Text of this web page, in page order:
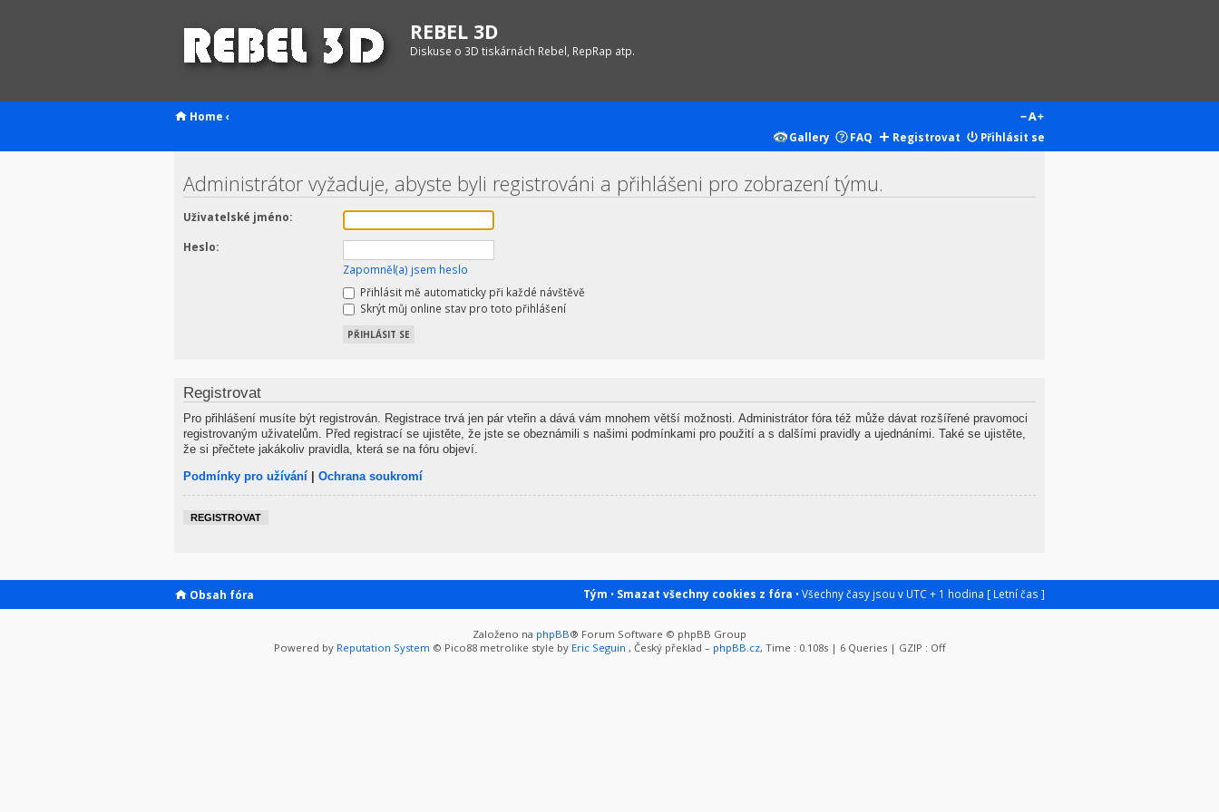
REBEL 3D
Diskuse o 3D tiskárnách Rebel, RepRap atp.
Home ‹
Gallery
FAQ Registrovat Přihlásit se
Administrátor vyžaduje, abyste byli registrováni a přihlášeni pro zobrazení týmu.
Uživatelské jméno:
Heslo:
Zapomněl(a) jsem heslo
Přihlásit mě automaticky při každé návštěvě
Skrýt můj online stav pro toto přihlášení
Registrovat
Pro přihlášení musíte být registrován. Registrace trvá jen pár vteřin a dává vám mnohem větší možnosti. Administrátor fóra též může dávat rozšířené pravomoci
registrovaným uživatelům. Před registrací se ujistěte, že jste se obeznámili s našimi podmínkami pro použití a s dalšími pravidly a ujednáními. Také se ujistěte,
že si přečtete jakákoliv pravidla, která se na fóru objeví.
Podmínky pro užívání | Ochrana soukromí
REGISTROVAT
Obsah fóra Tým • Smazat všechny cookies z fóra • Všechny časy jsou v UTC + 1 hodina [ Letní čas ]
Založeno na phpBB® Forum Software © phpBB Group
Powered by Reputation System © Pico88 metrolike style by Eric Seguin , Český překlad – phpBB.cz, Time : 0.108s | 6 Queries | GZIP : Off